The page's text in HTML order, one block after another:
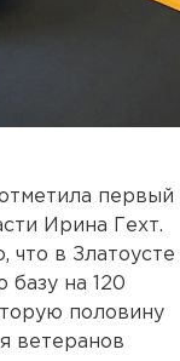
первый
Ирина Гехт.
что в Златоусте
базу на 120
половину
ветеранов